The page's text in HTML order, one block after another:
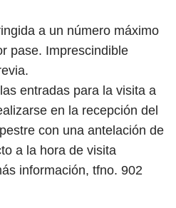
a un número máximo
pase. Imprescindible
entradas para la visita a
en la recepción del
con una antelación de
a la hora de visita
información, tfno. 902